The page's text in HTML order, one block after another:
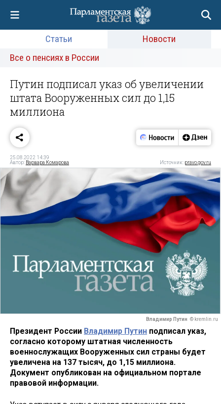
Статьи
Новости
Все о пенсиях в России
Путин подписал указ об увеличении
штата Вооруженных сил до 1,15
миллиона
25.08.2022 14:39
Автор: Варвара Комарова Источник: pravo.gov.ru
Владимир Путин © kremlin.ru
Президент России Владимир Путин подписал указ,
согласно которому штатная численность
военнослужащих Вооруженных сил страны будет
увеличена на 137 тысяч, до 1,15 миллиона.
Документ опубликован на официальном портале
правовой информации.